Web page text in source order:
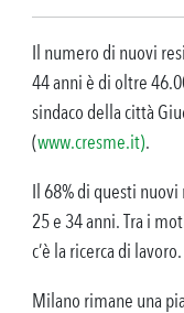
Il numero di nuovi
44 anni è di oltre
sindaco della città
(www.cresme.it).
Il 68% di questi nuovi
25 e 34 anni. Tra i
c’è la ricerca di lavoro.
Milano rimane una